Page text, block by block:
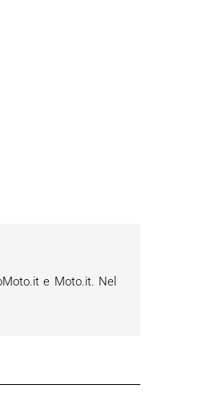
e Moto.it. Nel